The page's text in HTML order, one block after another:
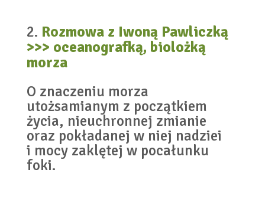
Rozmowa z Iwoną Pawliczką
>>> oceanografką, biolożką
morza
O znaczeniu morza
utożsamianym z początkiem
życia, nieuchronnej zmianie
oraz pokładanej w niej nadziei
i mocy zaklętej w pocałunku
foki.